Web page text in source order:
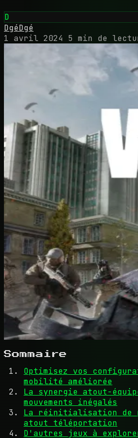
D
DgéDgé
1 avril 2024
5 min de
Sommaire
Optimisez vos
mobilité améliorée
La synergie atout-
mouvements inégalés
La réinitialisation de
atout téléportation
D'autres jeux à